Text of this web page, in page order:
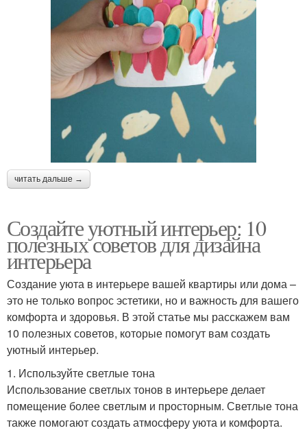
читать дальше →
Создайте уютный интерьер: 10
полезных советов для дизайна
интерьера
Создание уюта в интерьере вашей квартиры или дома –
это не только вопрос эстетики, но и важность для вашего
комфорта и здоровья. В этой статье мы расскажем вам
10 полезных советов, которые помогут вам создать
уютный интерьер.
1. Используйте светлые тона
Использование светлых тонов в интерьере делает
помещение более светлым и просторным. Светлые тона
также помогают создать атмосферу уюта и комфорта.